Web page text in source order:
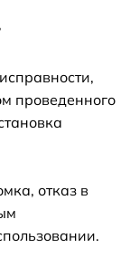
проведенного
отказ в